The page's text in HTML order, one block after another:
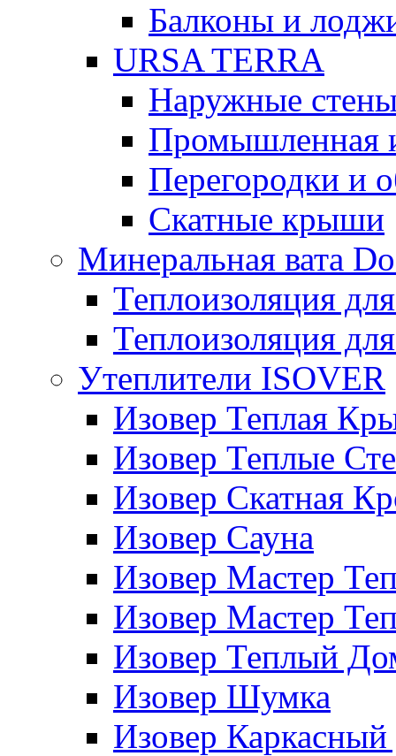
Балконы и
URSA TERRA
Наружные
Промышленная
Перегородки и
Скатные крыши
Минеральная вата
Теплоизоляция
Теплоизоляция
Утеплители ISOVER
Изовер Теплая
Изовер Теплые
Изовер Скатная
Изовер Сауна
Изовер Мастер
Изовер Мастер
Изовер Теплый
Изовер Шумка
Изовер